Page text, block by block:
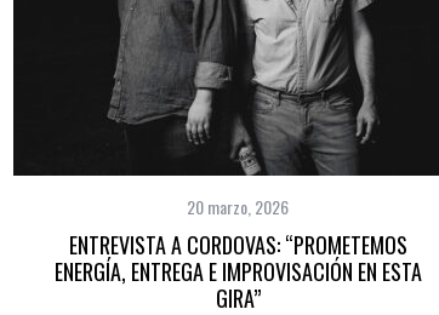
20 marzo, 2026
ENTREVISTA A CORDOVAS: “PROMETEMOS
ENERGÍA, ENTREGA E IMPROVISACIÓN EN ESTA
GIRA”